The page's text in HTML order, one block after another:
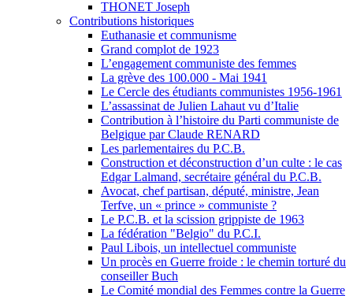
THONET Joseph
Contributions historiques
Euthanasie et communisme
Grand complot de 1923
L’engagement communiste des femmes
La grève des 100.000 - Mai 1941
Le Cercle des étudiants communistes 1956-1961
L’assassinat de Julien Lahaut vu d’Italie
Contribution à l’histoire du Parti communiste de
Belgique par Claude RENARD
Les parlementaires du P.C.B.
Construction et déconstruction d’un culte : le cas
Edgar Lalmand, secrétaire général du P.C.B.
Avocat, chef partisan, député, ministre, Jean
Terfve, un « prince » communiste ?
Le P.C.B. et la scission grippiste de 1963
La fédération "Belgio" du P.C.I.
Paul Libois, un intellectuel communiste
Un procès en Guerre froide : le chemin torturé du
conseiller Buch
Le Comité mondial des Femmes contre la Guerre